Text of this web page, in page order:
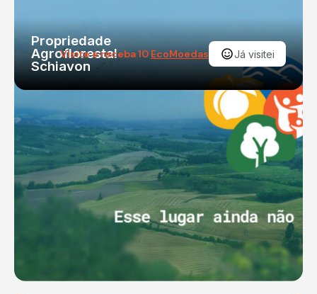
Propriedade
Agroflorestal
Schiavon
Visite e receba 10 EcoMoedas Já visitei